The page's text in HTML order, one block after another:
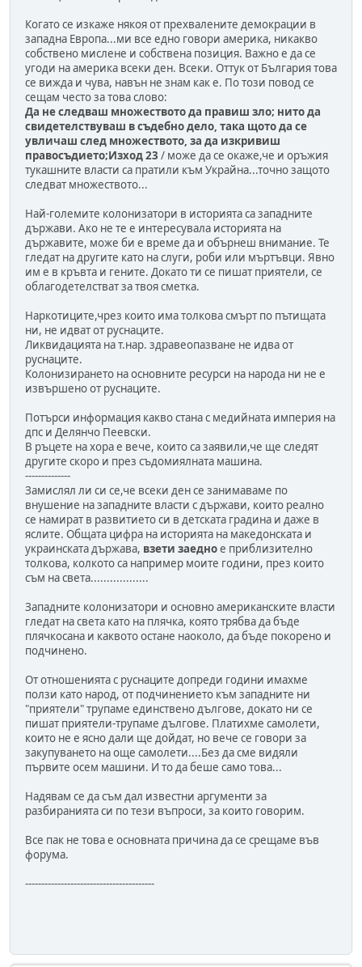
Когато се изкаже някоя от прехвалените демокрации в
западна Европа...ми все едно говори америка, никакво
собствено мислене и собствена позиция. Важно е да се
угоди на америка всеки ден. Всеки. Оттук от България това
се вижда и чува, навън не знам как е. По този повод се
сещам често за това слово:
Да не следваш множеството да правиш зло; нито да
свидетелствуваш в съдебно дело, така щото да се
увличаш след множеството, за да изкривиш
правосъдието;Изход 23 / може да се окаже,че и оръжия
тукашните власти са пратили към Украйна...точно защото
следват множеството...
Най-големите колонизатори в историята са западните
държави. Ако не те е интересувала историята на
държавите, може би е време да и обърнеш внимание. Те
гледат на другите като на слуги, роби или мъртъвци. Явно
им е в кръвта и гените. Докато ти се пишат приятели, се
облагодетелстват за твоя сметка.
Наркотиците,чрез които има толкова смърт по пътищата
ни, не идват от руснаците.
Ликвидацията на т.нар. здравеопазване не идва от
руснаците.
Колонизирането на основните ресурси на народа ни не е
извършено от руснаците.
Потърси информация какво стана с медийната империя на
дпс и Делянчо Пеевски.
В ръцете на хора е вече, които са заявили,че ще следят
другите скоро и през съдомиялната машина.
--------------
Замислял ли си се,че всеки ден се занимаваме по
внушение на западните власти с държави, които реално
се намират в развитието си в детската градина и даже в
яслите. Общата цифра на историята на македонската и
украинската държава, взети заедное приблизително
толкова, колкото са например моите години, през които
съм на света..................
Западните колонизатори и основно американските власти
гледат на света като на плячка, която трябва да бъде
плячкосана и каквото остане наоколо, да бъде покорено и
подчинено.
От отношенията с руснаците допреди години имахме
ползи като народ, от подчинението към западните ни
"приятели" трупаме единствено дългове, докато ни се
пишат приятели-трупаме дългове. Платихме самолети,
които не е ясно дали ще дойдат, но вече се говори за
закупуването на още самолети....Без да сме видяли
първите осем машини. И то да беше само това...
Надявам се да съм дал известни аргументи за
разбиранията си по тези въпроси, за които говорим.
Все пак не това е основната причина да се срещаме във
форума.
----------------------------------------